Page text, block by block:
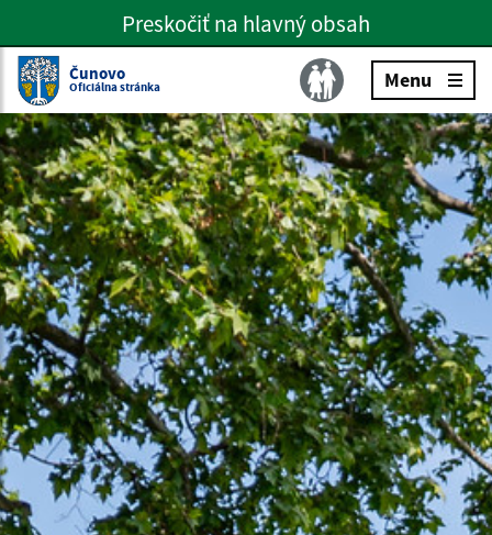
Preskočiť na hlavné menu
Preskočiť na hlavný obsah
Slovenčina
Čunovo
Oficiálna stránka Menu